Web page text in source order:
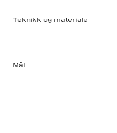
Teknikk og materiale
Mål